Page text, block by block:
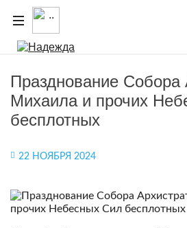
Празднование Собора
Михаила и прочих
бесплотных
22 НОЯБРЯ 2024